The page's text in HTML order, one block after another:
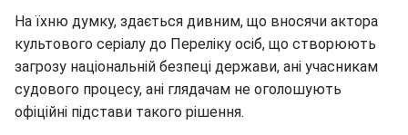
На їхню думку, здається дивним, що вносячи актора
культового серіалу до Переліку осіб, що створюють
загрозу національній безпеці держави, ані учасникам
судового процесу, ані глядачам не оголошують
офіційні підстави такого рішення.